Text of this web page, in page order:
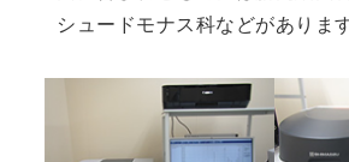
シュードモナス科などがあります